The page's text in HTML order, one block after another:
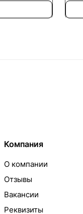
Компания
О компании
Отзывы
Вакансии
Реквизиты